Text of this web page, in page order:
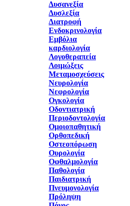
Δυσανεξία
Δυσλεξία
Διατροφή
Ενδοκρινολογία
Εμβόλια
καρδιολογία
Λογοθεραπεία
Λοιμώξεις
Μεταμοσχεύσεις
Νευρολογία
Νεφρολογία
Ογκολογία
Οδοντιατρική
Περιοδοντολογία
Ομοιοπαθητική
Ορθοπεδική
Οστεοπόρωση
Ουρολογία
Οφθαλμολογία
Παθολογία
Παιδιατρική
Πνευμονολογία
Πρόληψη